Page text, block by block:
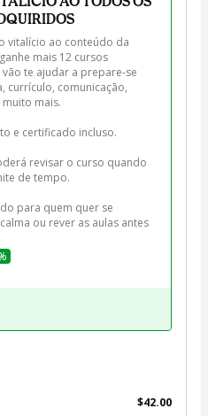
vitalício ao conteúdo da
mais 12 cursos
vão te ajudar a prepare-se
currículo, comunicação,
mais.
e certificado incluso.
revisar o curso quando
de tempo.
para quem quer se
ou rever as aulas antes
$42.00